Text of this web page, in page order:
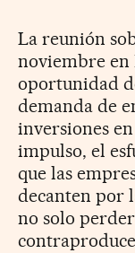
La reunión
noviembre en
oportunidad
demanda de
inversiones
impulso, el
que las
decanten por
no solo